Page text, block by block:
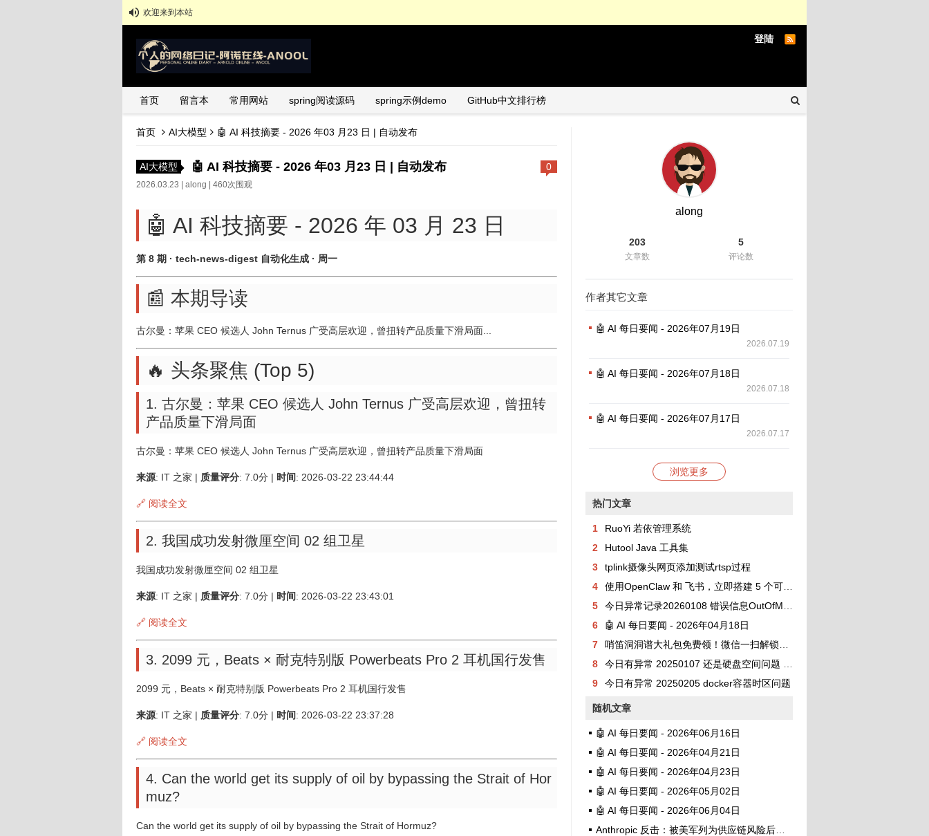
欢迎来到本站
登陆
首页 留言本 常用网站 spring阅读源码 spring示例demo GitHub中文排行榜
首页 AI大模型 🤖 AI 科技摘要 - 2026 年03 月23 日 | 自动发布
AI大模型 0
🤖 AI 科技摘要 - 2026 年03 月23 日 | 自动发布
2026.03.23 | along | 460次围观
🤖 AI 科技摘要 - 2026 年 03 月 23 日
第 8 期 · tech-news-digest 自动化生成 · 周一
📰 本期导读
古尔曼：苹果 CEO 候选人 John Ternus 广受高层欢迎，曾扭转产品质量下滑局面...
🔥 头条聚焦 (Top 5)
1. 古尔曼：苹果 CEO 候选人 John Ternus 广受高层欢迎，曾扭转
产品质量下滑局面
古尔曼：苹果 CEO 候选人 John Ternus 广受高层欢迎，曾扭转产品质量下滑局面
来源: IT 之家 | 质量评分: 7.0分 | 时间: 2026-03-22 23:44:44
🔗 阅读全文
2. 我国成功发射微厘空间 02 组卫星
我国成功发射微厘空间 02 组卫星
来源: IT 之家 | 质量评分: 7.0分 | 时间: 2026-03-22 23:43:01
🔗 阅读全文
3. 2099 元，Beats × 耐克特别版 Powerbeats Pro 2 耳机国行发售
2099 元，Beats × 耐克特别版 Powerbeats Pro 2 耳机国行发售
来源: IT 之家 | 质量评分: 7.0分 | 时间: 2026-03-22 23:37:28
🔗 阅读全文
4. Can the world get its supply of oil by bypassing the Strait of Hor
muz?
Can the world get its supply of oil by bypassing the Strait of Hormuz?
along
203
文章数
5
评论数
作者其它文章
🤖 AI 每日要闻 - 2026年07月19日
2026.07.19
🤖 AI 每日要闻 - 2026年07月18日
2026.07.18
🤖 AI 每日要闻 - 2026年07月17日
2026.07.17
浏览更多
热门文章
1
RuoYi 若依管理系统
2
Hutool Java 工具集
3
tplink摄像头网页添加测试rtsp过程
4
使用OpenClaw 和 飞书，立即搭建 5 个可协作的 AI 助理团队
5
今日异常记录20260108 错误信息OutOfMemoryError: unable to create new native thread
6
🤖 AI 每日要闻 - 2026年04月18日
7
哨笛洞洞谱大礼包免费领！微信一扫解锁百首曲谱
8
今日有异常 20250107 还是硬盘空间问题 No space left on device
9
今日有异常 20250205 docker容器时区问题
随机文章
🤖 AI 每日要闻 - 2026年06月16日
🤖 AI 每日要闻 - 2026年04月21日
🤖 AI 每日要闻 - 2026年04月23日
🤖 AI 每日要闻 - 2026年05月02日
🤖 AI 每日要闻 - 2026年06月04日
Anthropic 反击：被美军列为供应链风险后硅谷震动